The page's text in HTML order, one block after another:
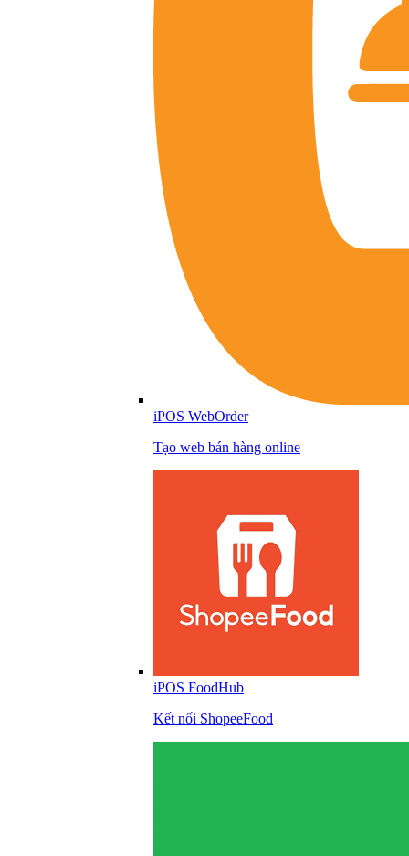
iPOS WebOrder
Tạo web bán hàng online
iPOS FoodHub
Kết nối ShopeeFood